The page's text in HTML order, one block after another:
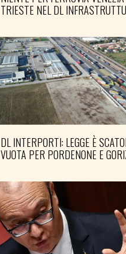
TRIESTE NEL DL
DL INTERPORTI: LEGGE È
VUOTA PER PORDENONE E